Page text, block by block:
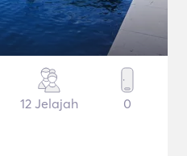
12 Jelajah 0